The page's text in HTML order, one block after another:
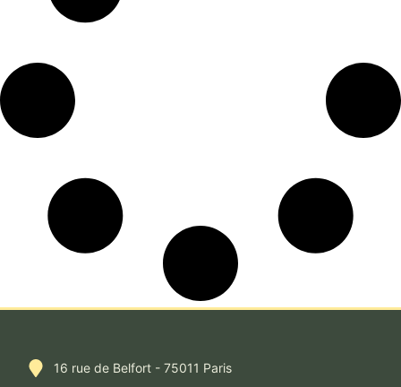
16 rue de Belfort - 75011 Paris